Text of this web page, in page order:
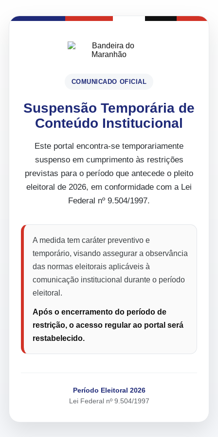
COMUNICADO OFICIAL
Suspensão Temporária de
Conteúdo Institucional
Este portal encontra-se temporariamente
suspenso em cumprimento às restrições
previstas para o período que antecede o pleito
eleitoral de 2026, em conformidade com a Lei
Federal nº 9.504/1997.
A medida tem caráter preventivo e
temporário, visando assegurar a observância
das normas eleitorais aplicáveis à
comunicação institucional durante o período
eleitoral.
Após o encerramento do período de
restrição, o acesso regular ao portal será
restabelecido.
Período Eleitoral 2026
Lei Federal nº 9.504/1997